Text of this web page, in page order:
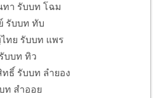
า รับบท โฉม
รับบท ทับ
ทย รับบท แพร
บบท ทิว
ธิ์ รับบท ลำยอง
ท สำออย